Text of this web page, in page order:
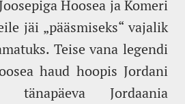
Hoosea ja Komeri
jäi „pääsmiseks“ vajalik
Teise vana legendi
haud hoopis Jordani
Jordaania